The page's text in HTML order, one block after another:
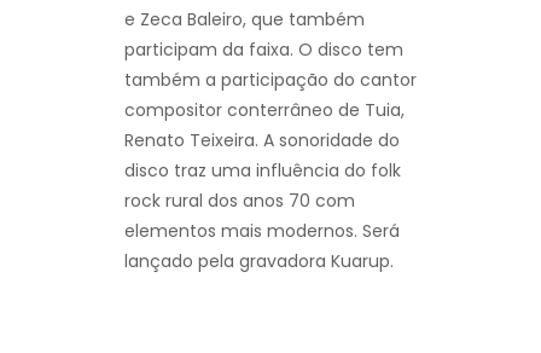
e Zeca Baleiro, que também
participam da faixa. O disco tem
também a participação do cantor
compositor conterrâneo de Tuia,
Renato Teixeira. A sonoridade do
disco traz uma influência do folk
rock rural dos anos 70 com
elementos mais modernos. Será
lançado pela gravadora Kuarup.